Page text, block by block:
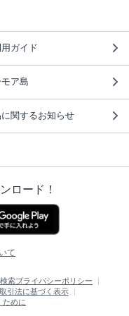
用ガイド
ア島
関するお知らせ
ロード！
て
索プライバシーポリシー
引法に基づく表示
ために